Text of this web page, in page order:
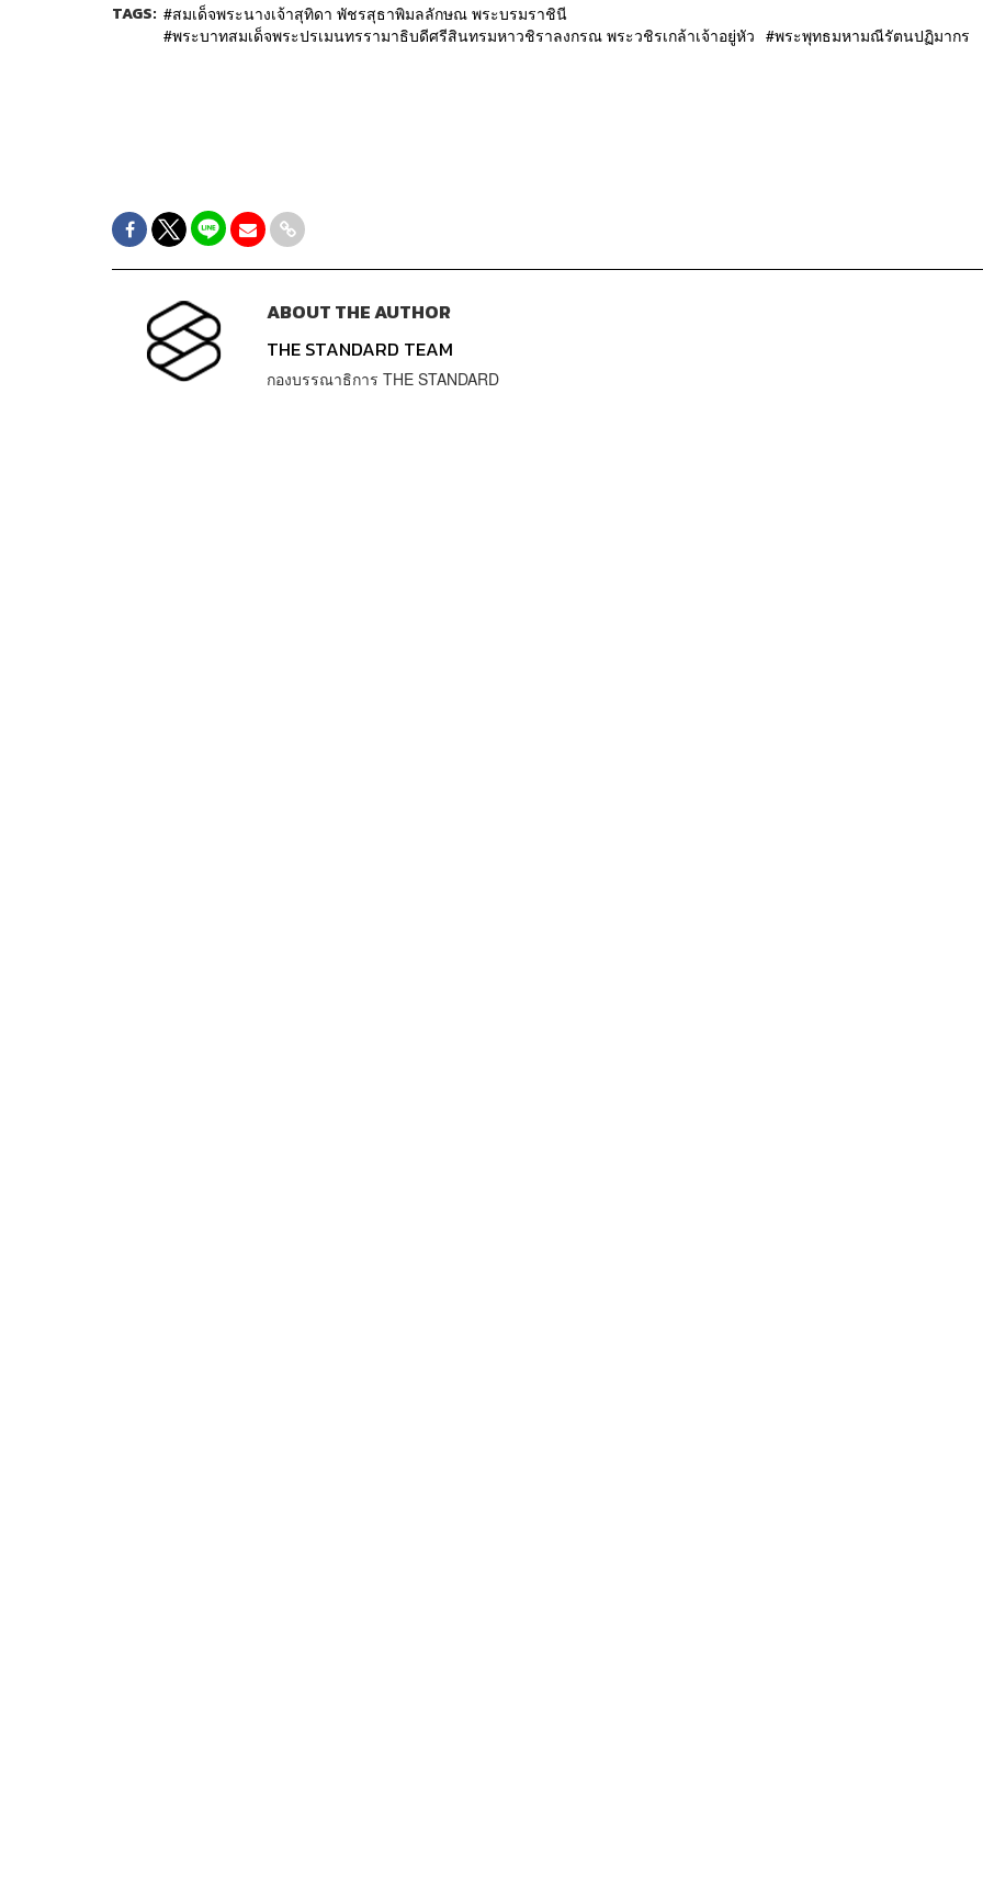
TAGS:
สมเด็จพระนางเจ้าสุทิดา พัชรสุธาพิมลลักษณ พระบรมราชินี
พระบาทสมเด็จพระปรเมนทรรามาธิบดีศรีสินทรมหาวชิราลงกรณ พระวชิรเกล้าเจ้าอยู่หัว
พระพุทธมหามณีรัตนปฏิมากร
ABOUT THE AUTHOR
THE STANDARD TEAM
กองบรรณาธิการ THE STANDARD